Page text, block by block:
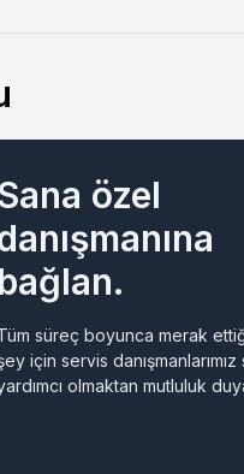
özel
bağlan.
süreç boyunca merak
için servis danışmanlarımız
olmaktan mutluluk